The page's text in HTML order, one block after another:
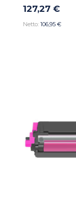
127,27 €
106,95 €